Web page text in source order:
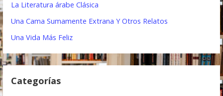
ó
n
d
La Literatura árabe Clásica
Una Cama Sumamente Extrana Y Otros Relatos
Una Vida Más Feliz
Categorías